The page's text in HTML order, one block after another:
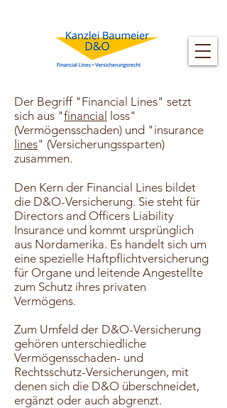
Der Begriff "Financial Lines" setzt
sich aus "financial
loss"
(Vermögensschaden) und "insurance
lines" (Versicherungssparten)
zusammen.
Den Kern der Financial Lines bildet
die D&O-Versicherung. Sie steht für
Directors and Officers Liability
Insurance und kommt ursprünglich
aus Nordamerika. Es handelt sich um
eine spezielle Haftpflichtversicherung
für Organe und leitende Angestellte
zum Schutz ihres privaten
Vermögens.
Zum Umfeld der D&O-Versicherung
gehören unterschiedliche
Vermögensschaden- und
Rechtsschutz-Versicherungen, mit
denen sich die D&O überschneidet,
ergänzt oder auch abgrenzt.